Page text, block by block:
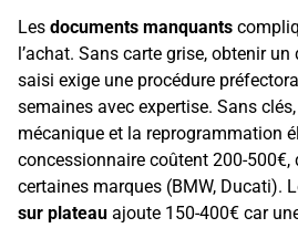
Les documents manquants
l’achat. Sans carte grise, obtenir
saisi exige une procédure
semaines avec expertise. Sans
mécanique et la reprogrammation
concessionnaire coûtent 200-500€,
certaines marques (BMW, Ducati).
sur plateau ajoute 150-400€ car